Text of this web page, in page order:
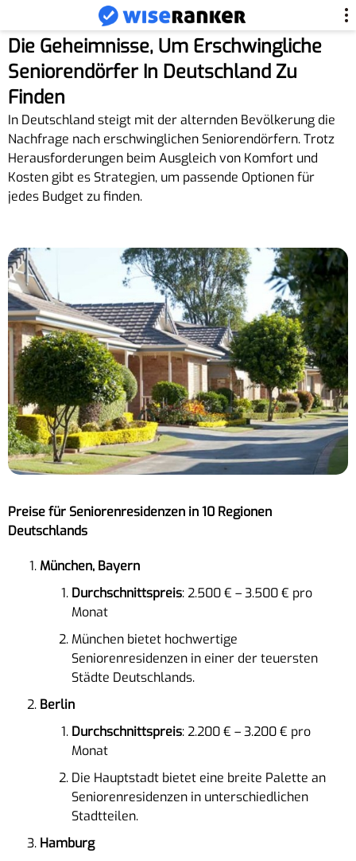
Die Geheimnisse, Um Erschwingliche
Seniorendörfer In Deutschland Zu
Finden
In Deutschland steigt mit der alternden Bevölkerung die
Nachfrage nach erschwinglichen Seniorendörfern. Trotz
Herausforderungen beim Ausgleich von Komfort und
Kosten gibt es Strategien, um passende Optionen für
jedes Budget zu finden.
Preise für Seniorenresidenzen in 10 Regionen
Deutschlands
München, Bayern
Durchschnittspreis: 2.500 € – 3.500 € pro
Monat
München bietet hochwertige
Seniorenresidenzen in einer der teuersten
Städte Deutschlands.
Berlin
Durchschnittspreis: 2.200 € – 3.200 € pro
Monat
Die Hauptstadt bietet eine breite Palette an
Seniorenresidenzen in unterschiedlichen
Stadtteilen.
Hamburg